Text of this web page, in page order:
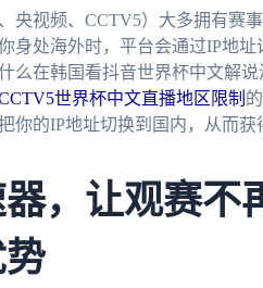
央视频、CCTV5）大多拥有赛
身处海外时，平台会通过IP地
么在韩国看抖音世界杯中文解说
世界杯中文直播地区限制
你的IP地址切换到国内，从而获
，让观赛